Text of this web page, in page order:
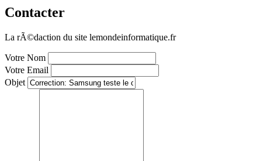
Contacter
La rÃ©daction du site lemondeinformatique.fr
Votre Nom
Votre Email
Objet